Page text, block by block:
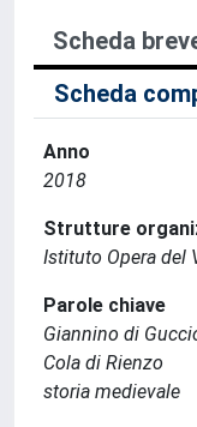
Scheda
Scheda
Anno
2018
Strutture
Istituto Opera del
Parole chiave
Giannino di
Cola di Rienzo
storia medievale